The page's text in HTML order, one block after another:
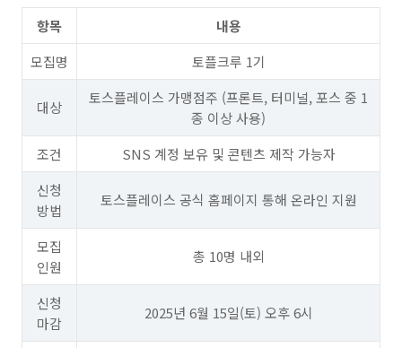
항목
내용
모집명
토플크루 1기
대상
토스플레이스 가맹점주 (프론트, 터미널, 포스 중 1
종 이상 사용)
조건
SNS 계정 보유 및 콘텐츠 제작 가능자
신청
방법
토스플레이스 공식 홈페이지 통해 온라인 지원
모집
인원
총 10명 내외
신청
마감
2025년 6월 15일(토) 오후 6시